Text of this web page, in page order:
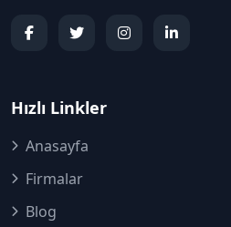
Hızlı Linkler
Anasayfa
Firmalar
Blog